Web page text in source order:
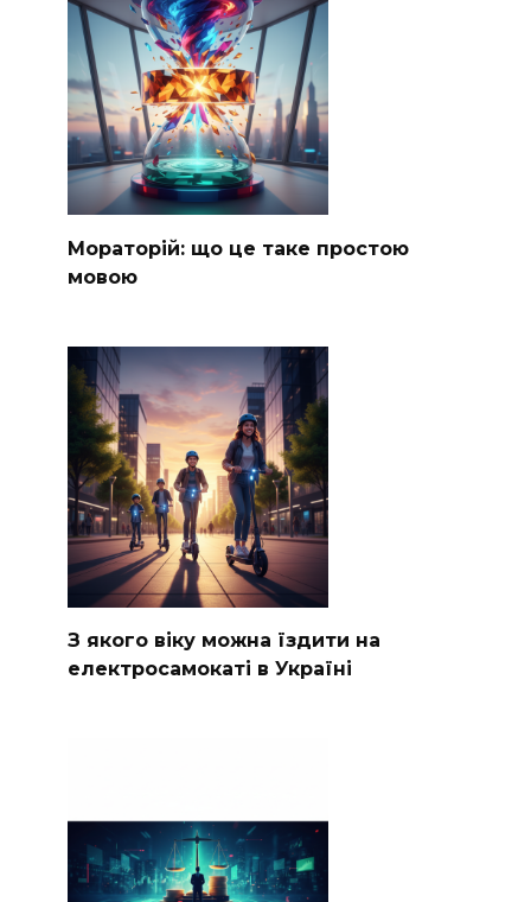
Мораторій: що це таке простою
мовою
З якого віку можна їздити на
електросамокаті в Україні